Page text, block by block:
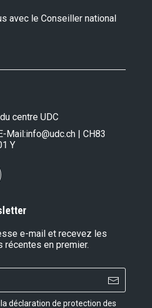
avec le Conseiller national
centre UDC
Mail:info@udc.ch | CH83
Y
e-mail et recevez les
en premier.
déclaration de protection des